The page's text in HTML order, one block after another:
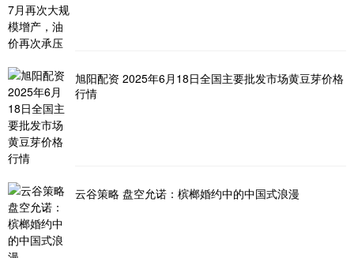
旭阳配资 2025年6月18日全国主要批发市场黄豆芽价格
行情
云谷策略 盘空允诺：槟榔婚约中的中国式浪漫